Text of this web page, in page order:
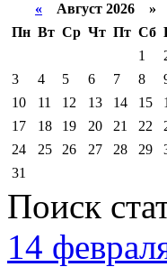
« Август 2026 »
Пн Вт Ср Чт Пт Сб
1
3
4 5 6 7 8
10
11 12 13 14 15
17
18 19 20 21 22
24
25 26 27 28 29
31
Поиск
14